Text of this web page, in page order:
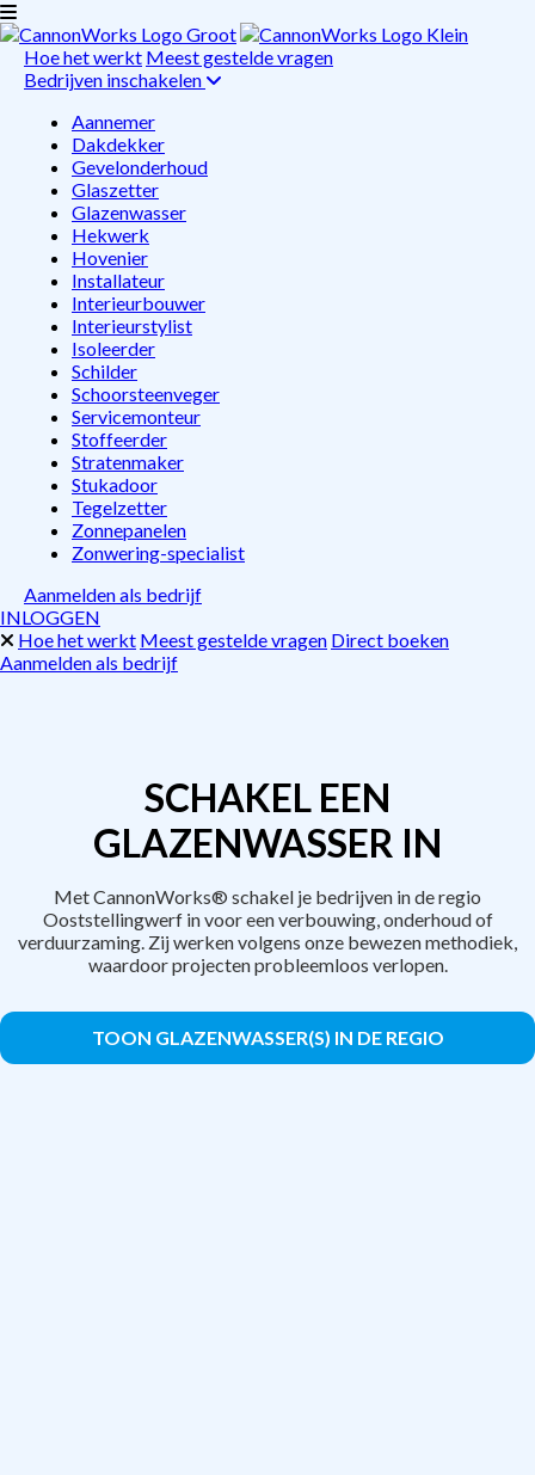
Hoe het werkt Meest gestelde vragen
Bedrijven inschakelen
Aannemer
Dakdekker
Gevelonderhoud
Glaszetter
Glazenwasser
Hekwerk
Hovenier
Installateur
Interieurbouwer
Interieurstylist
Isoleerder
Schilder
Schoorsteenveger
Servicemonteur
Stoffeerder
Stratenmaker
Stukadoor
Tegelzetter
Zonnepanelen
Zonwering-specialist
Aanmelden als bedrijf
INLOGGEN
Hoe het werkt Meest gestelde vragen Direct boeken
Aanmelden als bedrijf
SCHAKEL EEN
GLAZENWASSER IN
Met CannonWorks® schakel je bedrijven in de regio
Ooststellingwerf in voor een verbouwing, onderhoud of
verduurzaming. Zij werken volgens onze bewezen methodiek,
waardoor projecten probleemloos verlopen.
TOON GLAZENWASSER(S) IN DE REGIO